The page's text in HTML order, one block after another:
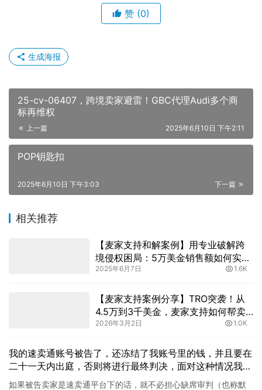
赞 (0)
生成海报
25-cv-06407，跨境卖家避雷！GBC代理Audi多个商
标再维权
上一篇 2025年6月10日 下午2:11
POP钥匙扣
下一篇
2025年6月10日 下午3:03
相关推荐
【麦家支持和解案例】用专业破解跨
境侵权困局：5万美金销售额如何实现
5000美金低成本和解？
2025年6月7日 1.6K
【麦家支持案例分享】TRO突袭！从
4.5万到3千美金，麦家支持如何帮卖
家极限省钱？
2026年3月2日 1.0K
我的速卖通账号被告了，还冻结了我账号里的钱，并且要在
二十一天内出庭，否则将进行最终判决，面对这种情况我该
怎么办？
如果被告卖家是速卖通平台下的话，就不必担心缺席审判（也称默